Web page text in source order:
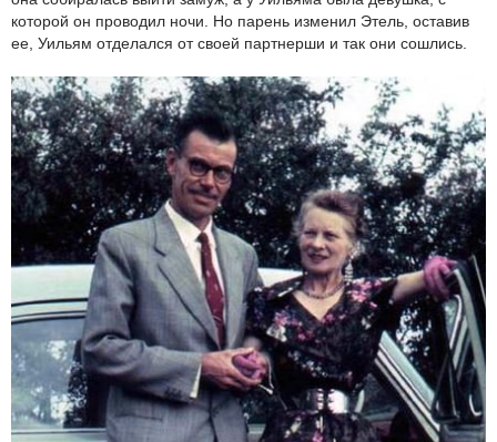
которой он проводил ночи. Но парень изменил Этель, оставив
ее, Уильям отделался от своей партнерши и так они сошлись.